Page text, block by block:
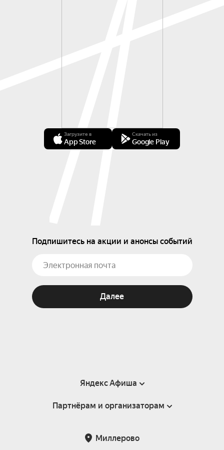
Загрузите в
App Store
Скачать из
Google Play
Подпишитесь на акции и анонсы событий
Далее
Яндекс Афиша
Справка
Подарочные сертификаты
Партнёрам и организаторам
Миллерово